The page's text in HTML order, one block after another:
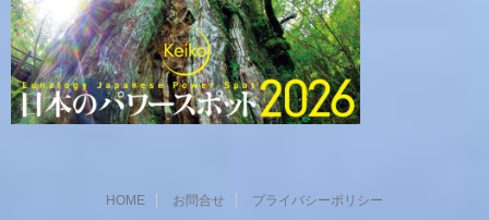
HOME お問合せ プライバシーポリシー